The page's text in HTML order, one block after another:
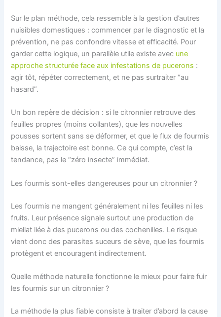
Sur le plan méthode, cela ressemble à la gestion d’autres
nuisibles domestiques : commencer par le diagnostic et la
prévention, ne pas confondre vitesse et efficacité. Pour
garder cette logique, un parallèle utile existe avec une
approche structurée face aux infestations de pucerons :
agir tôt, répéter correctement, et ne pas surtraiter “au
hasard”.
Un bon repère de décision : si le citronnier retrouve des
feuilles propres (moins collantes), que les nouvelles
pousses sortent sans se déformer, et que le flux de fourmis
baisse, la trajectoire est bonne. Ce qui compte, c’est la
tendance, pas le “zéro insecte” immédiat.
Les fourmis sont-elles dangereuses pour un citronnier ?
Les fourmis ne mangent généralement ni les feuilles ni les
fruits. Leur présence signale surtout une production de
miellat liée à des pucerons ou des cochenilles. Le risque
vient donc des parasites suceurs de sève, que les fourmis
protègent et encouragent indirectement.
Quelle méthode naturelle fonctionne le mieux pour faire fuir
les fourmis sur un citronnier ?
La méthode la plus fiable consiste à traiter d’abord la cause